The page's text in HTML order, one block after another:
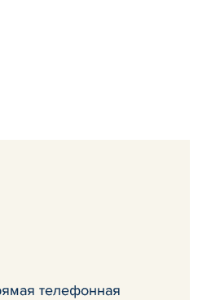
телефонная